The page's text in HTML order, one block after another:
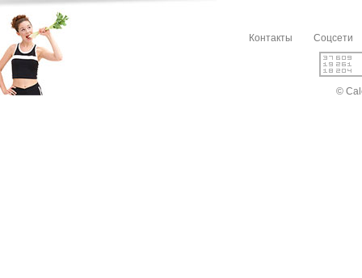
Контакты Соцсети
©